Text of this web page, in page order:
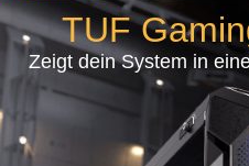
TUF
Zeigt dein System in